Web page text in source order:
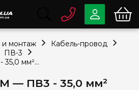
— ПВ3 - 35,0 мм²
0 80033-63-07
info@e7.com.ua
334-79-78
и монтаж
Кабель-провод
ПВ-3
Провод ЗЗЦМ — ПВ3 - 35,0 мм² (многопроволочный)